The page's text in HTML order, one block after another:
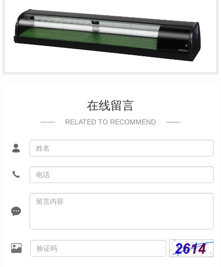
在线留言
RELATED TO RECOMMEND